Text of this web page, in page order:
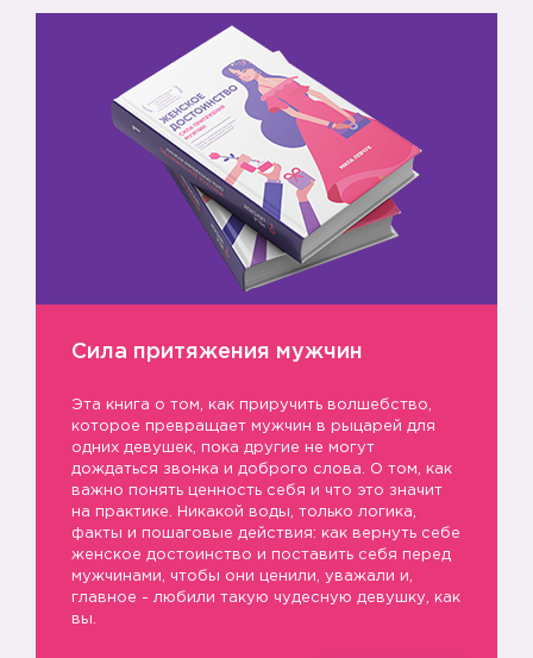
Сила притяжения мужчин
Эта книга о том, как приручить волшебство,
которое превращает мужчин в рыцарей для
одних девушек, пока другие не могут
дождаться звонка и доброго слова. О том, как
важно понять ценность себя и что это значит
на практике. Никакой воды, только логика,
факты и пошаговые действия: как вернуть себе
женское достоинство и поставить себя перед
мужчинами, чтобы они ценили, уважали и,
главное - любили такую чудесную девушку, как
вы.